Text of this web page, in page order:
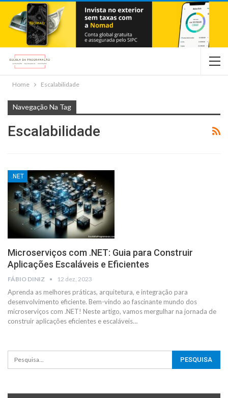
Home Escalabilidade
Navegação Na Tag
Escalabilidade
.NET
Microserviços com .NET: Guia para Construir
Aplicações Escaláveis e Eficientes
FÁBIO DINIZ 12 dez, 2023
Aprenda as melhores práticas, arquitetura, e integração para
desenvolvimento eficiente. Bem-vindo ao fascinante mundo dos
microserviços com .NET! Neste artigo, vamos mergulhar na jornada de
construir aplicações eficientes e escaláveis…